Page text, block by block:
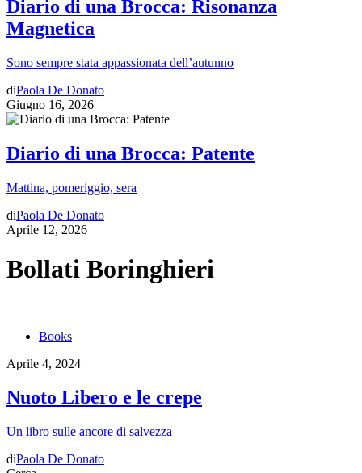
Diario di una Brocca: Risonanza
Magnetica
Sono sempre stata appassionata dell’autunno
diPaola De Donato
Giugno 16, 2026
Diario di una Brocca: Patente
Mattina, pomeriggio, sera
diPaola De Donato
Aprile 12, 2026
Bollati Boringhieri
Books
Aprile 4, 2024
Nuoto Libero e le crepe
Un libro sulle ancore di salvezza
diPaola De Donato